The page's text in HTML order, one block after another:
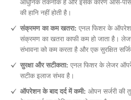
की हानि नहीं होती है।
संक्रमण का कम खतरा: एनल फिशर के
संक्रमण का खतरा काफी कम हो जाता है।
संभावना को कम करता है और एक सुरक्षित
सुरक्षा और सटीकता: एनल फिशर के लेजर
सटीक इलाज संभव है।
ऑपरेशन के बाद दर्द में कमी: ओपन सर्जरी की